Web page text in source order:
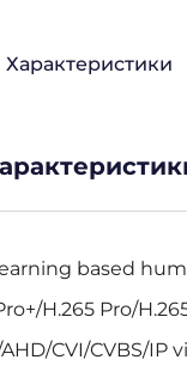
Характеристики
based
H.265 Pro/
CVI/CVBS/IP